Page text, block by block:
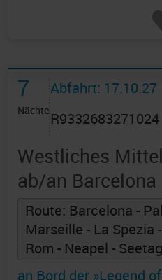
7
Nächte
Abfahrt: 17.10.27
R9332683271024
Westliches
ab/an
Route: Barcelona -
Marseille - La Spezia
Rom - Neapel -
an Bord der »Legend